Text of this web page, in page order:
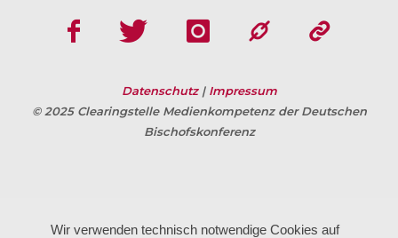
Datenschutz | Impressum
© 2025 Clearingstelle Medienkompetenz der Deutschen
Bischofskonferenz
Wir verwenden technisch notwendige Cookies auf